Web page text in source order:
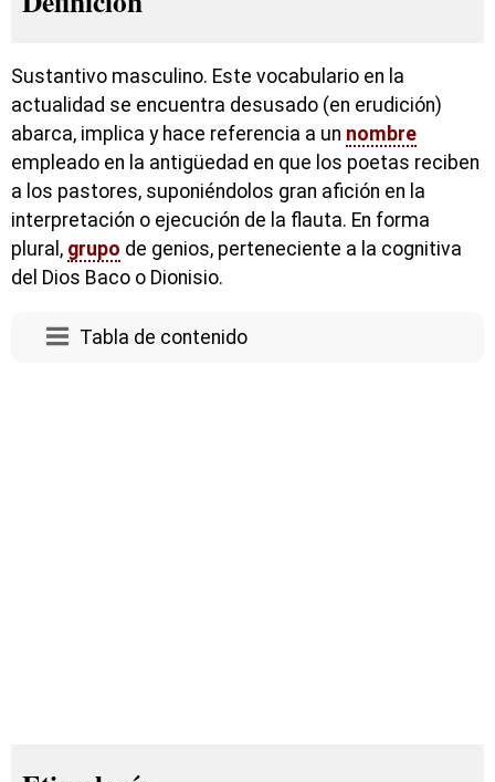
Sustantivo masculino. Este vocabulario en la
actualidad se encuentra desusado (en erudición)
abarca, implica y hace referencia a un nombre
empleado en la antigüedad en que los poetas reciben
a los pastores, suponiéndolos gran afición en la
interpretación o ejecución de la flauta. En forma
plural, grupo de genios, perteneciente a la cognitiva
del Dios Baco o Dionisio.
Tabla de contenido